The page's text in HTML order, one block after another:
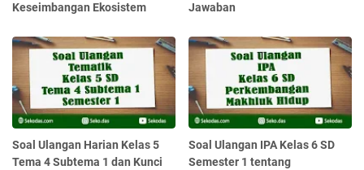
Keseimbangan Ekosistem
Jawaban
Soal Ulangan Harian Kelas 5
Tema 4 Subtema 1 dan Kunci
Soal Ulangan IPA Kelas 6 SD
Semester 1 tentang